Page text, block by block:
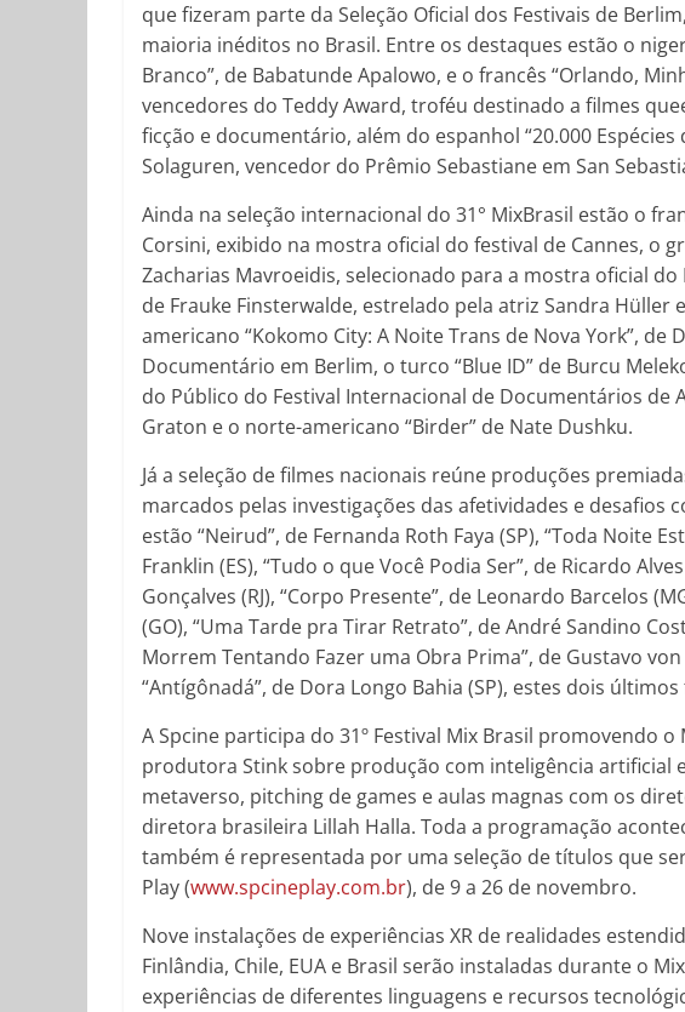
que fizeram parte da Seleção Oficial dos Festivais de
maioria inéditos no Brasil. Entre os destaques estão o
Branco”, de Babatunde Apalowo, e o francês “Orlando,
vencedores do Teddy Award, troféu destinado a filmes
ficção e documentário, além do espanhol “20.000 Espécies
Solaguren, vencedor do Prêmio Sebastiane em San
Ainda na seleção internacional do 31° MixBrasil estão o
Corsini, exibido na mostra oficial do festival de Cannes, o
Zacharias Mavroeidis, selecionado para a mostra oficial do
de Frauke Finsterwalde, estrelado pela atriz Sandra Hüller
americano “Kokomo City: A Noite Trans de Nova York”,
Documentário em Berlim, o turco “Blue ID” de Burcu
do Público do Festival Internacional de Documentários de
Graton e o norte-americano “Birder” de Nate Dushku.
Já a seleção de filmes nacionais reúne produções
marcados pelas investigações das afetividades e desafios
estão “Neirud”, de Fernanda Roth Faya (SP), “Toda Noite
Franklin (ES), “Tudo o que Você Podia Ser”, de Ricardo
Gonçalves (RJ), “Corpo Presente”, de Leonardo Barcelos
(GO), “Uma Tarde pra Tirar Retrato”, de André Sandino
Morrem Tentando Fazer uma Obra Prima”, de Gustavo von
“Antígônadá”, de Dora Longo Bahia (SP), estes dois
A Spcine participa do 31º Festival Mix Brasil promovendo
produtora Stink sobre produção com inteligência artificial
metaverso, pitching de games e aulas magnas com os
diretora brasileira Lillah Halla. Toda a programação
também é representada por uma seleção de títulos que
Play (www.spcineplay.com.br), de 9 a 26 de novembro.
Nove instalações de experiências XR de realidades
Finlândia, Chile, EUA e Brasil serão instaladas durante o
experiências de diferentes linguagens e recursos